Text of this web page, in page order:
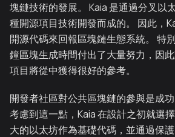
塊鏈技術的發展。 Kaia 是通過分叉以
種開源項目技術開發而成的。 因此，
開源代碼來回報區塊鏈生態系統。 特
鐘區塊生成時間付出了大量努力，因
項目將從中獲得很好的參考。
開發者社區對公共區塊鏈的參與是成功
考慮到這一點，Kaia 在設計之初就選
大的以太坊作為基礎代碼，並通過保